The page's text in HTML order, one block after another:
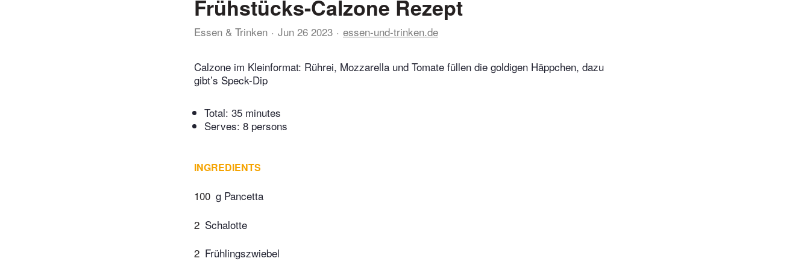
Frühstücks-Calzone Rezept
Essen & Trinken Jun 26 2023 essen-und-trinken.de
Calzone im Kleinformat: Rührei, Mozzarella und Tomate füllen die goldigen Häppchen, dazu
gibt’s Speck-Dip
Total: 35 minutes
Serves: 8 persons
INGREDIENTS
100 g Pancetta
2 Schalotte
2 Frühlingszwiebel